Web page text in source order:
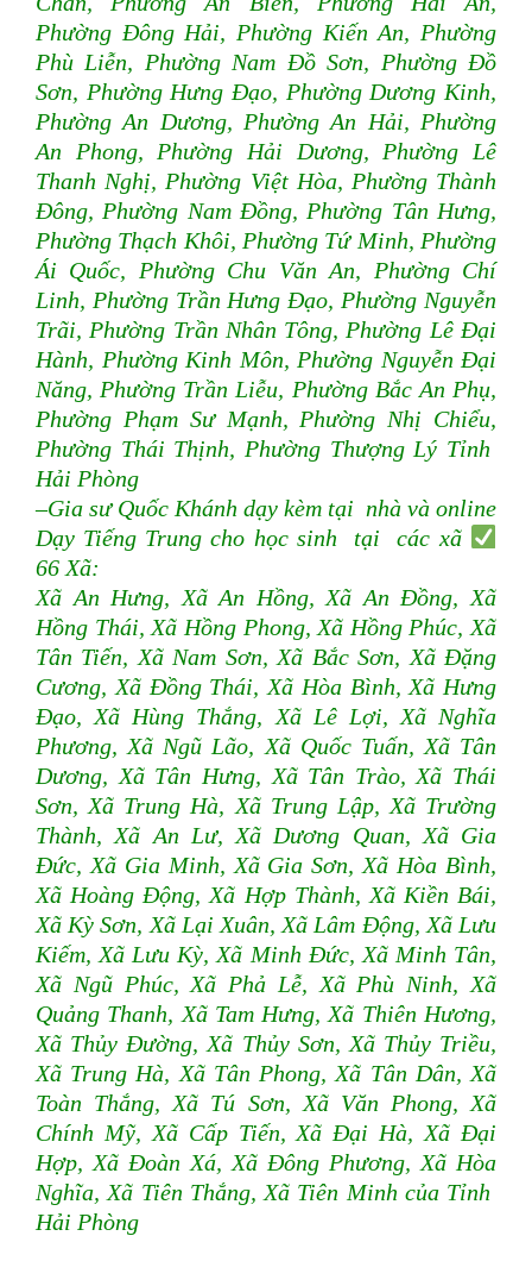
Phường Đông Hải, Phường Kiến An, Phường
Phù Liễn, Phường Nam Đồ Sơn, Phường Đồ
Sơn, Phường Hưng Đạo, Phường Dương Kinh,
Phường An Dương, Phường An Hải, Phường
An Phong, Phường Hải Dương, Phường Lê
Thanh Nghị, Phường Việt Hòa, Phường Thành
Đông, Phường Nam Đồng, Phường Tân Hưng,
Phường Thạch Khôi, Phường Tứ Minh, Phường
Ái Quốc, Phường Chu Văn An, Phường Chí
Linh, Phường Trần Hưng Đạo, Phường Nguyễn
Trãi, Phường Trần Nhân Tông, Phường Lê Đại
Hành, Phường Kinh Môn, Phường Nguyễn Đại
Năng, Phường Trần Liễu, Phường Bắc An Phụ,
Phường Phạm Sư Mạnh, Phường Nhị Chiểu,
Phường Thái Thịnh, Phường Thượng Lý Tỉnh
Hải Phòng
–Gia sư Quốc Khánh dạy kèm tại nhà và online
Dạy Tiếng Trung cho học sinh tại các xã
66 Xã:
Xã An Hưng, Xã An Hồng, Xã An Đồng, Xã
Hồng Thái, Xã Hồng Phong, Xã Hồng Phúc, Xã
Tân Tiến, Xã Nam Sơn, Xã Bắc Sơn, Xã Đặng
Cương, Xã Đồng Thái, Xã Hòa Bình, Xã Hưng
Đạo, Xã Hùng Thắng, Xã Lê Lợi, Xã Nghĩa
Phương, Xã Ngũ Lão, Xã Quốc Tuấn, Xã Tân
Dương, Xã Tân Hưng, Xã Tân Trào, Xã Thái
Sơn, Xã Trung Hà, Xã Trung Lập, Xã Trường
Thành, Xã An Lư, Xã Dương Quan, Xã Gia
Đức, Xã Gia Minh, Xã Gia Sơn, Xã Hòa Bình,
Xã Hoàng Động, Xã Hợp Thành, Xã Kiền Bái,
Xã Kỳ Sơn, Xã Lại Xuân, Xã Lâm Động, Xã Lưu
Kiếm, Xã Lưu Kỳ, Xã Minh Đức, Xã Minh Tân,
Xã Ngũ Phúc, Xã Phả Lễ, Xã Phù Ninh, Xã
Quảng Thanh, Xã Tam Hưng, Xã Thiên Hương,
Xã Thủy Đường, Xã Thủy Sơn, Xã Thủy Triều,
Xã Trung Hà, Xã Tân Phong, Xã Tân Dân, Xã
Toàn Thắng, Xã Tú Sơn, Xã Văn Phong, Xã
Chính Mỹ, Xã Cấp Tiến, Xã Đại Hà, Xã Đại
Hợp, Xã Đoàn Xá, Xã Đông Phương, Xã Hòa
Nghĩa, Xã Tiên Thắng, Xã Tiên Minh của Tỉnh
Hải Phòng